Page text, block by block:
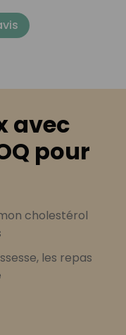
avec
pour
cholestérol
les repas